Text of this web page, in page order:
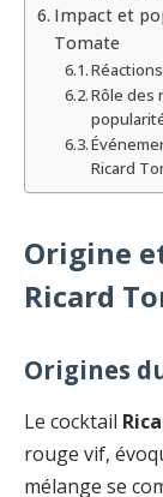
Impact et
Tomate
Rôle des
Ricard
Origine
Ricard
Origines
Le cocktail
rouge vif,
mélange se